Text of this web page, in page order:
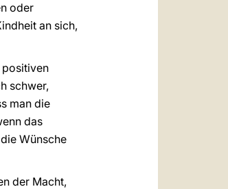
oder
an sich,
positiven
schwer,
man die
das
Wünsche
der Macht,